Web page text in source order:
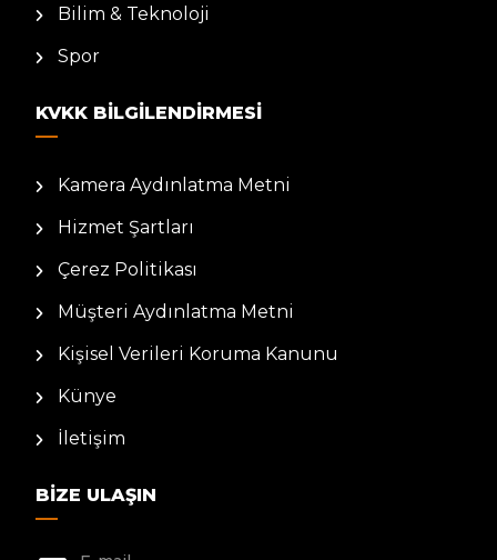
Bilim & Teknoloji
Spor
KVKK BILGILENDIRMESI
Kamera Aydınlatma Metni
Hizmet Şartları
Çerez Politikası
Müşteri Aydınlatma Metni
Kişisel Verileri Koruma Kanunu
Künye
İletişim
BIZE ULAŞIN